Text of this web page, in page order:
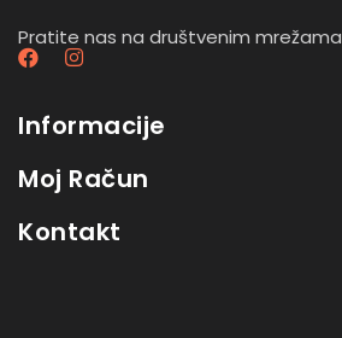
Pratite nas na društvenim mrežama
Informacije
Moj Račun
Kontakt